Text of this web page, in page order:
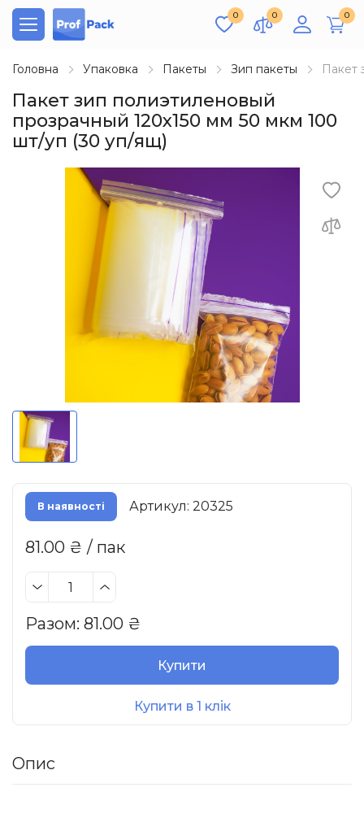
0 0 0
Головна Упаковка Пакеты Зип пакеты Пакет
Пакет зип полиэтиленовый
прозрачный 120х150 мм 50 мкм 100
шт/уп (30 уп/ящ)
В наявності Артикул: 20325
81.00 ₴ / пак
Разом: 81.00 ₴
Купити
Купити в 1 клік
Опис